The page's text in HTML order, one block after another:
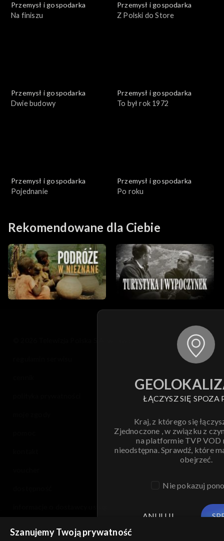
Przemysł i gospodarka
Na finiszu
Przemysł i gospodarka
Z Polski do Store
Przemysł i gospodarka
Dwie budowy
Przemysł i gospodarka
To był rok 1972
Przemysł i gospodarka
Pojednanie
Przemysł i gospodarka
Po roku
Rekomendowane dla Ciebie
ŁĄCZYSZ SIĘ SPOZA
Kraj, z którego się
Zjednoczone , w związku z
na platformie TVP VOD
nieodstępna. Sprawdź, które
obejrzeć.
Nie pokazuj
ANULUJ
Szanujemy Twoją prywatność